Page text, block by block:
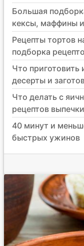
Большая
кексы, маффины
Рецепты тортов
подборка
Что приготовить
десерты и
Что делать с
рецептов выпечки
40 минут и
быстрых ужинов